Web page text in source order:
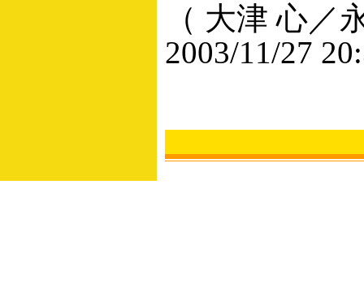
（ 大津 心／
2003/11/27